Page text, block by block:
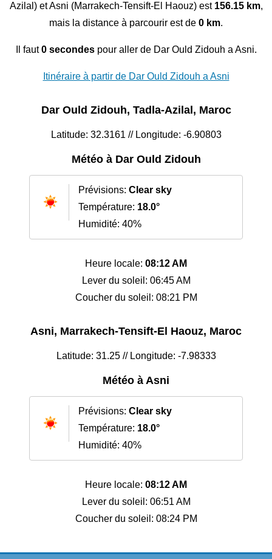
Azilal) et Asni (Marrakech-Tensift-El Haouz) est 156.15 km,
mais la distance à parcourir est de 0 km.
Il faut0 secondespour aller de Dar Ould Zidouh a Asni.
Itinéraire à partir de Dar Ould Zidouh a Asni
Dar Ould Zidouh, Tadla-Azilal, Maroc
Latitude: 32.3161 // Longitude: -6.90803
Météo à Dar Ould Zidouh
Prévisions: Clear sky
Température: 18.0°
Humidité: 40%
Heure locale: 08:12 AM
Lever du soleil: 06:45 AM
Coucher du soleil: 08:21 PM
Asni, Marrakech-Tensift-El Haouz, Maroc
Latitude: 31.25 // Longitude: -7.98333
Météo à Asni
Prévisions: Clear sky
Température: 18.0°
Humidité: 40%
Heure locale: 08:12 AM
Lever du soleil: 06:51 AM
Coucher du soleil: 08:24 PM